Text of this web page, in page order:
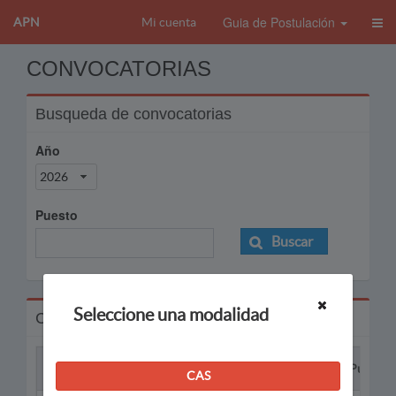
APN Mi cuenta Guia de Postulación
CONVOCATORIAS
Busqueda de convocatorias
Año
2026
Puesto
Buscar
Convocatorias
Puesto
Seleccione una modalidad
CAS